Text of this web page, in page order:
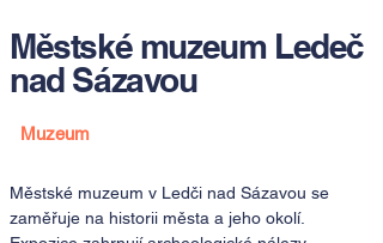
Městské muzeum Ledeč
nad Sázavou
Muzeum
Městské muzeum v Ledči nad Sázavou se
zaměřuje na historii města a jeho okolí.